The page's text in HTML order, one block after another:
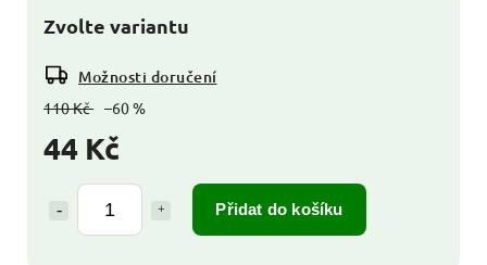
110 Kč –60 %
44 Kč
Přidat do košíku
Zvolte variantu
Možnosti doručení